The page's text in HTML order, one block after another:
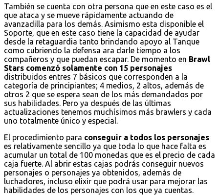
También se cuenta con otra persona que en este caso es el
que ataca y se mueve rápidamente actuando de
avanzadilla para los demás. Asimismo esta disponible el
Soporte, que en este caso tiene la capacidad de ayudar
desde la retaguardia tanto brindando apoyo al Tanque
como cubriendo la defensa ara darle tiempo a los
compañeros y que puedan escapar. De momento en Brawl
Stars comenzó solamente con 15 personajes
distribuidos entres 7 básicos que corresponden a la
categoría de principiantes; 4 medios, 2 altos, además de
otros 2 que se espera sean de los más demandados por
sus habilidades. Pero ya después de las últimas
actualizaciones tenemos muchísimos más brawlers y cada
uno totalmente único y especial.
El procedimiento para conseguir a todos los personajes
es relativamente sencillo ya que toda lo que hace falta es
acumular un total de 100 monedas que es el precio de cada
caja fuerte. Al abrir estas cajas podrás conseguir nuevos
personajes o personajes ya obtenidos, además de
luchadores, incluso elixir que podrá usar para mejorar las
habilidades de los personajes con los que ya cuentas.